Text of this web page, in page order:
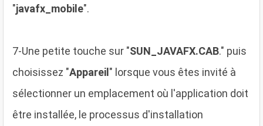
"javafx_mobile".
7-Une petite touche sur "SUN_JAVAFX.CAB." puis
choisissez "Appareil " lorsque vous êtes invité à
sélectionner un emplacement où l'application doit
être installée, le processus d'installation